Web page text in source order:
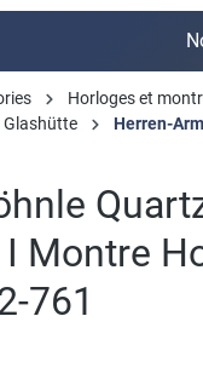
Horloges et
Glashütte
Herren-
Montre
761